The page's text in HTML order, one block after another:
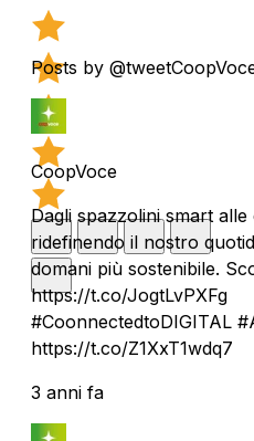
Posts by
CoopVoce
Dagli spazzolini smart
ridefinendo il nostro
domani più sostenibile.
https://t.co/JogtLvPXFg
#CoonnectedtoDIGITAL
https://t.co/Z1XxT1wdq7
3 anni fa